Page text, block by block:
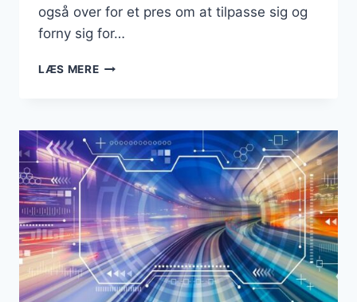
også over for et pres om at tilpasse sig og
forny sig for…
LÆS MEREBUSINESS
TRADITIONELLE
BRANCHER